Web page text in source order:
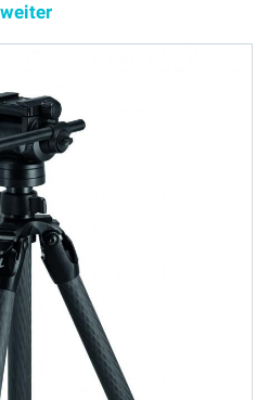
weiter